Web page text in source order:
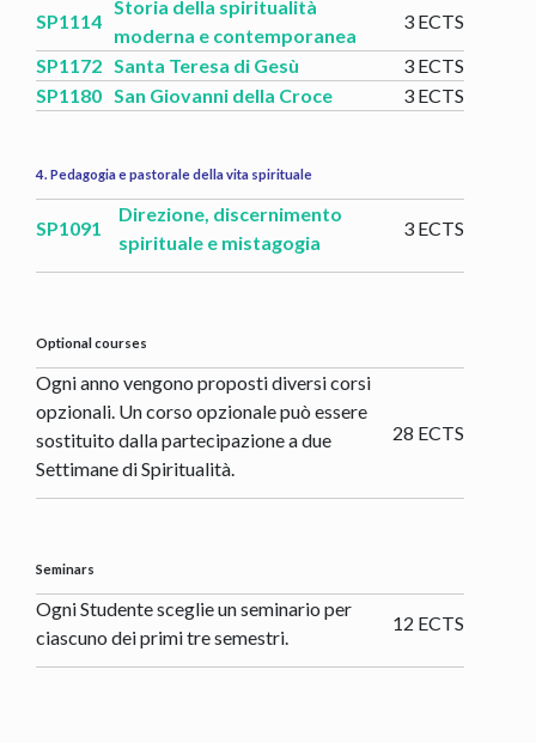
SP1114
Storia della spiritualità
moderna e contemporanea
3 ECTS
SP1172 Santa Teresa di Gesù
3 ECTS
SP1180 San Giovanni della Croce 3 ECTS
4. Pedagogia e pastorale della vita spirituale
SP1091
Direzione, discernimento
spirituale e mistagogia
3 ECTS
Optional courses
Ogni anno vengono proposti diversi corsi
opzionali. Un corso opzionale può essere
sostituito dalla partecipazione a due
Settimane di Spiritualità.
28 ECTS
Seminars
Ogni Studente sceglie un seminario per
ciascuno dei primi tre semestri.
12 ECTS